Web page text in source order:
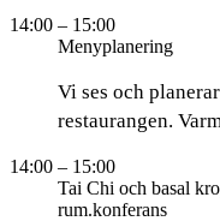
14:00 – 15:00
Menyplanering
Vi ses och
restaurangen.
14:00 – 15:00
Tai Chi och basal
rum.konferans